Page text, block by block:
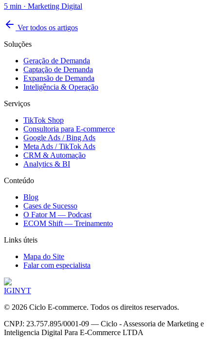
5 min · Marketing Digital
Ver todos os artigos
Soluções
Geração de Demanda
Captação de Demanda
Expansão de Demanda
Inteligência & Operação
Serviços
TikTok Shop
Consultoria para E-commerce
Google Ads / Bing Ads
Meta Ads / TikTok Ads
CRM & Automação
Analytics & BI
Conteúdo
Blog
Cases de Sucesso
O Fator M — Podcast
ECOM Shift — Treinamento
Links úteis
Mapa do Site
Falar com especialista
IGINYT
© 2026 Ciclo E-commerce. Todos os direitos reservados.
CNPJ: 23.757.895/0001-09 — Ciclo - Assessoria de Marketing e
Inteligencia Digital Para E-Commerce LTDA